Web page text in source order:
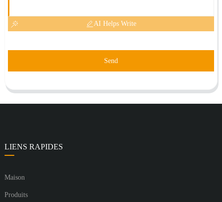
AI Helps Write
Send
LIENS RAPIDES
Maison
Produits